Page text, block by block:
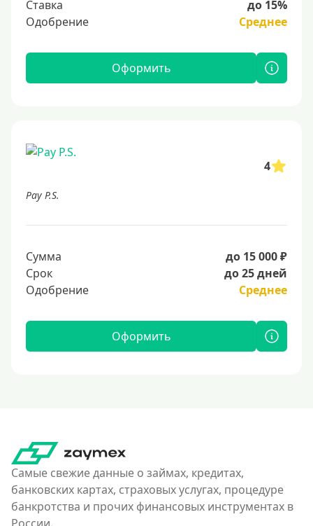
Ставка
до 15%
Одобрение
Среднее
Оформить
4
Pay P.S.
Сумма
до 15 000 ₽
Срок
до 25 дней
Одобрение
Среднее
Оформить
Самые свежие данные о займах, кредитах,
банковских картах, страховых услугах, процедуре
банкротства и прочих финансовых инструментах в